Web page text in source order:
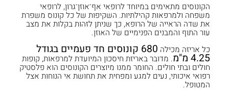
הקונוסים מתאימים במיוחד לרופאי אף־אוזן־גרון, לרופאי
משפחה ולמרפאות קהילתיות. השקיפות של כל קונוס משפרת
את שדה הראייה של הרופא, כך שניתן לזהות בקלות את מצב
עור התוף והמבנים הפנימיים של האוזן.
כל אריזה מכילה
680 קונוסים חד פעמיים בגודל
4.25 מ"מ . מדובר באריזת חיסכון המיועדת למרפאות, קופות
חולים ובתי חולים. החומר ממנו מיוצרים הקונוסים הוא פלסטיק
רפואי איכותי, נעים למגע ומפחית את תחושת אי הנוחות אצל
המטופל.